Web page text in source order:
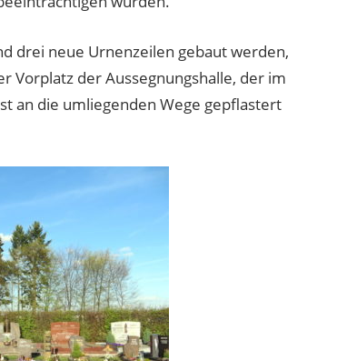
drei neue Urnenzeilen gebaut werden,
Vorplatz der Aussegnungshalle, der im
an die umliegenden Wege gepflastert